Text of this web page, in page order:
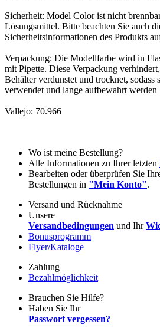
Sicherheit: Model Color ist nicht
Lösungsmittel. Bitte beachten Sie auch
Sicherheitsinformationen des Produkts
Verpackung: Die Modellfarbe wird in
mit Pipette. Diese Verpackung
Behälter verdunstet und trocknet, sodass
verwendet und lange aufbewahrt werden
Vallejo: 70.966
Wo ist meine Bestellung?
Alle Informationen zu Ihrer letzten
Bearbeiten oder überprüfen Sie
Bestellungen in "Mein Konto".
Versand und Rücknahme
Unsere
Versandbedingungen und Ihr
Bonusprogramm
Flyer/Kataloge
Zahlung
Bezahlmöglichkeit
Brauchen Sie Hilfe?
Haben Sie Ihr
Passwort vergessen?